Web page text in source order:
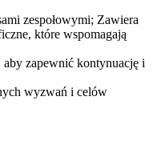
zespołowymi; Zawiera
które wspomagają
aby zapewnić kontynuację i
wyzwań i celów